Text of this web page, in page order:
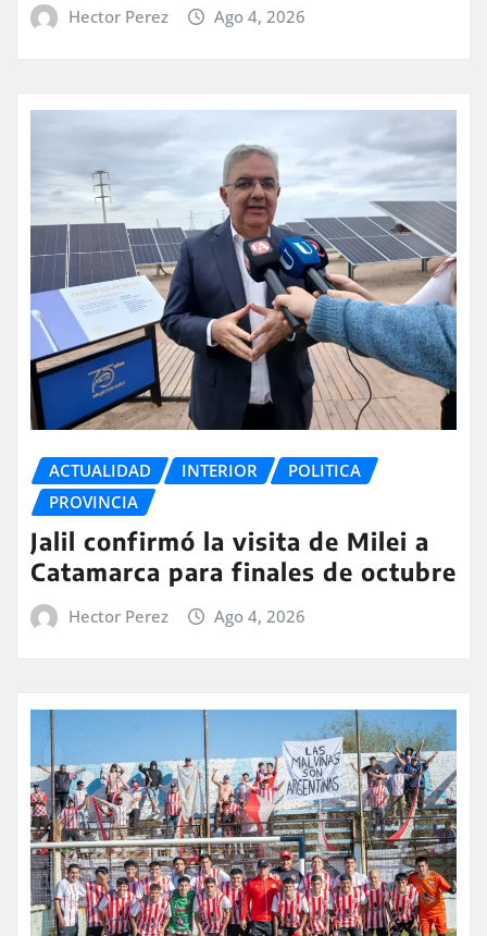
Hector Perez Ago 4, 2026
ACTUALIDAD INTERIOR
POLITICA
PROVINCIA
Jalil confirmó la visita de Milei a
Catamarca para finales de octubre
Hector Perez Ago 4, 2026